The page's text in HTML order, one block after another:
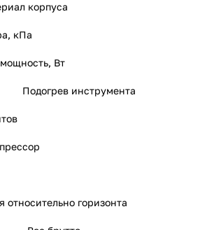
корпуса
кПа
Вт
Подогрев инструмента
относительно горизонта